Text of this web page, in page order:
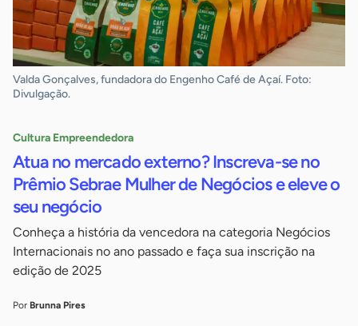
Valda Gonçalves, fundadora do Engenho Café de Açaí. Foto:
Divulgação.
Cultura Empreendedora
Atua no mercado externo? Inscreva-se no
Prêmio Sebrae Mulher de Negócios e eleve o
seu negócio
Conheça a história da vencedora na categoria Negócios
Internacionais no ano passado e faça sua inscrição na
edição de 2025
Por Brunna Pires